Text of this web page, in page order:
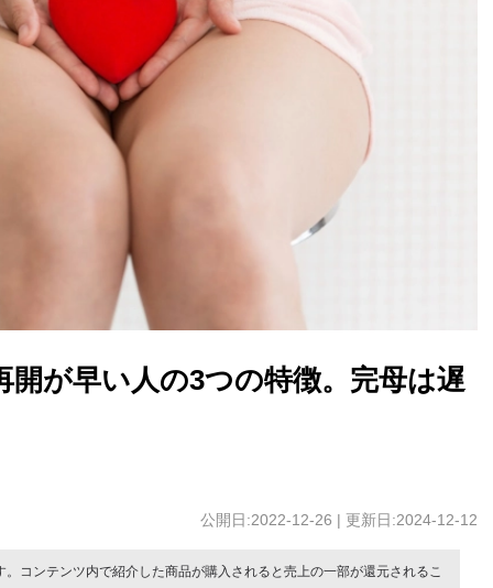
開が早い人の3つの特徴。完母は遅
公開日:2022-12-26 | 更新日:2024-12-12
コンテンツ内で紹介した商品が購入されると売上の一部が還元されるこ